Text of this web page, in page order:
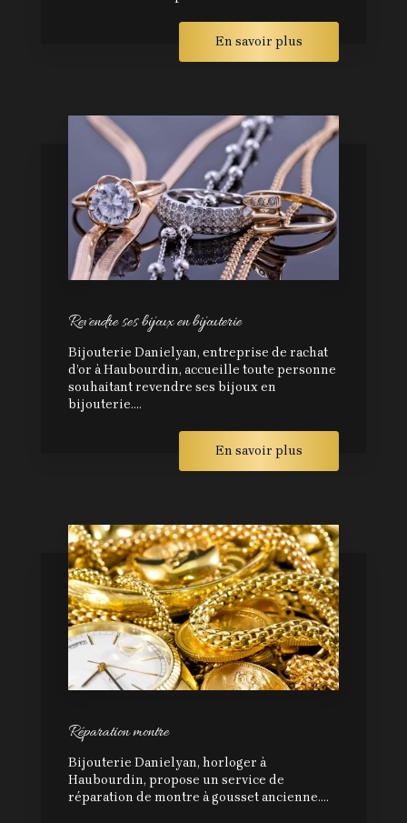
En savoir plus
Revendre ses bijoux en bijouterie
Bijouterie Danielyan, entreprise de rachat
d’or à Haubourdin, accueille toute personne
souhaitant revendre ses bijoux en
bijouterie....
En savoir plus
Réparation montre
Bijouterie Danielyan, horloger à
Haubourdin, propose un service de
réparation de montre à gousset ancienne....